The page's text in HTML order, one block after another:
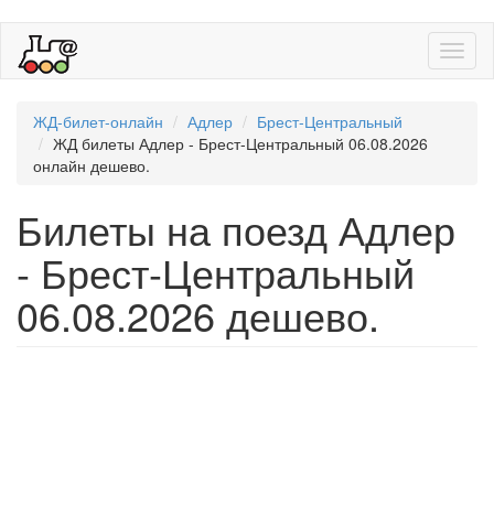
ЖД-билет-онлайн Адлер
Брест-Центральный
ЖД билеты Адлер - Брест-Центральный 06.08.2026
онлайн дешево.
Билеты на поезд Адлер
- Брест-Центральный
06.08.2026 дешево.